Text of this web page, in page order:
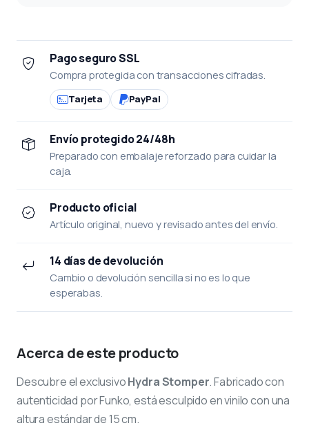
Pago seguro SSL
Compra protegida con transacciones cifradas.
Tarjeta PayPal
Envío protegido 24/48h
Preparado con embalaje reforzado para cuidar la
caja.
Producto oficial
Artículo original, nuevo y revisado antes del envío.
14 días de devolución
Cambio o devolución sencilla si no es lo que
esperabas.
Acerca de este producto
Descubre el exclusivoHydra Stomper. Fabricado con
autenticidad por Funko, está esculpido en vinilo con una
altura estándar de 15 cm.